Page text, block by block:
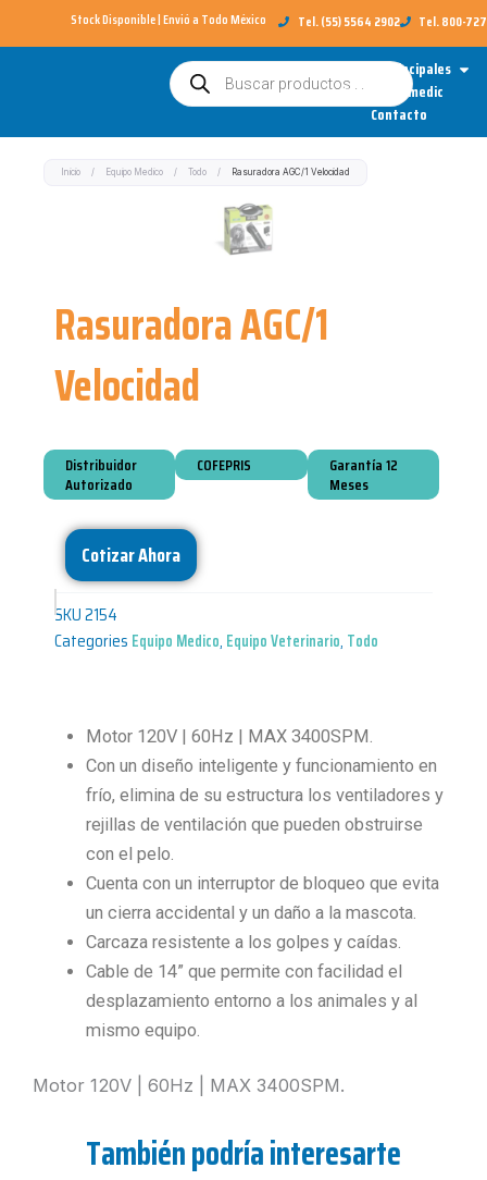
al
Stock Disponible | Envió a Todo México​ Tel. (55) 5564 2902 Tel. 800-
Búsqueda
de
productos
Categorías Principales
Sobre Redimedic
Contacto
Inicio / Equipo Medico / Todo / Rasuradora AGC/1 Velocidad
Rasuradora AGC/1
Velocidad
Distribuidor
Autorizado
COFEPRIS
Garantía 12
Meses
Cotizar Ahora
SKU2154
Categories Equipo Medico, Equipo Veterinario, Todo
Motor 120V | 60Hz | MAX 3400SPM.
Con un diseño inteligente y funcionamiento en
frío, elimina de su estructura los ventiladores y
rejillas de ventilación que pueden obstruirse
con el pelo.
Cuenta con un interruptor de bloqueo que evita
un cierra accidental y un daño a la mascota.
Carcaza resistente a los golpes y caídas.
Cable de 14” que permite con facilidad el
desplazamiento entorno a los animales y al
mismo equipo.
Motor 120V | 60Hz | MAX 3400SPM.
También podría interesarte